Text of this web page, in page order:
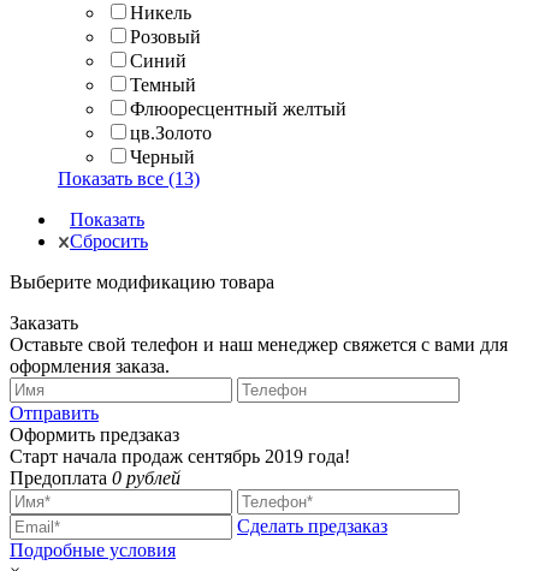
Никель
Розовый
Синий
Темный
Флюоресцентный желтый
цв.Золото
Черный
Показать все (13)
Показать
Сбросить
Выберите модификацию товара
Заказать
Оставьте свой телефон и наш менеджер свяжется с вами для
оформления заказа.
Отправить
Оформить предзаказ
Старт начала продаж сентябрь 2019 года!
Предоплата 0 рублей
Сделать предзаказ
Подробные условия